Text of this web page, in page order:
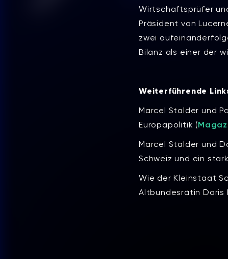
Wirtschaftsprüfer
Präsident von
zwei
Bilanz als einer der
Weiterführende
Marcel Stalder und
Europapolitik (
Marcel Stalder und
Schweiz und ein
Wie der Kleinstaat
Altbundesrätin Doris